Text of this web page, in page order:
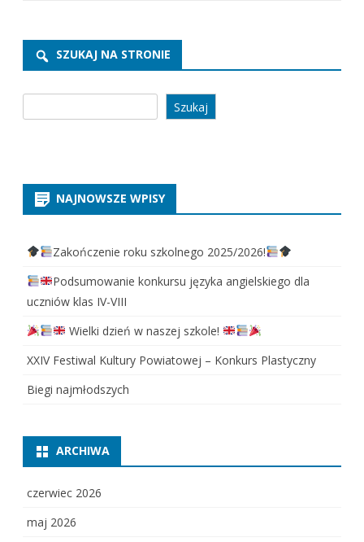
SZUKAJ NA STRONIE
Szukaj
NAJNOWSZE WPISY
Zakończenie roku szkolnego 2025/2026!
Podsumowanie konkursu języka angielskiego dla
uczniów klas IV-VIII
Wielki dzień w naszej szkole!
XXIV Festiwal Kultury Powiatowej – Konkurs Plastyczny
Biegi najmłodszych
ARCHIWA
czerwiec 2026
maj 2026